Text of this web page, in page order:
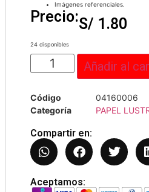
Imágenes referenciales.
Precio:S/ 1.80
24 disponibles
Añadir al
Código
04160006
Categoría
PAPEL
Compartir en:
Aceptamos: